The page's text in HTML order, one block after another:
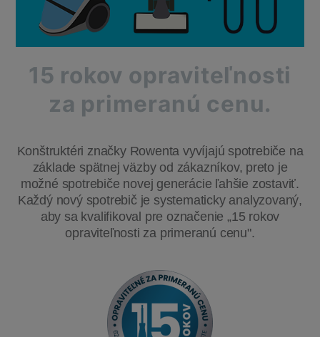
15 rokov opraviteľnosti
za primeranú cenu.
Konštruktéri značky Rowenta vyvíjajú spotrebiče na
základe spätnej väzby od zákazníkov, preto je
možné spotrebiče novej generácie ľahšie zostaviť.
Každý nový spotrebič je systematicky analyzovaný,
aby sa kvalifikoval pre označenie „15 rokov
opraviteľnosti za primeranú cenu".